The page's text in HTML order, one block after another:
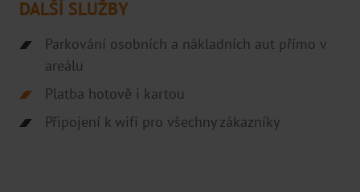
Projekty podpořené EU
Projekty
Ke stažení
DALŠÍ SLUŽBY
Parkování osobních a nákladních aut přímo v
areálu
Platba hotově i kartou
Připojení k wifi pro všechny zákazníky